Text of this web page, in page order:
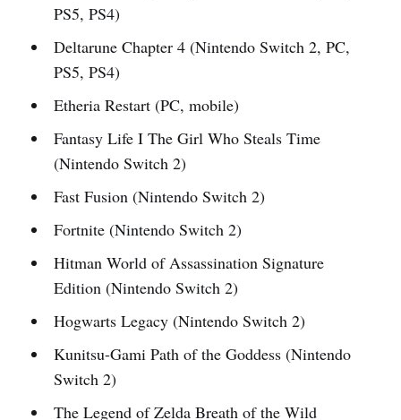
PS5, PS4)
Deltarune Chapter 4 (Nintendo Switch 2, PC,
PS5, PS4)
Etheria Restart (PC, mobile)
Fantasy Life I The Girl Who Steals Time
(Nintendo Switch 2)
Fast Fusion (Nintendo Switch 2)
Fortnite (Nintendo Switch 2)
Hitman World of Assassination Signature
Edition (Nintendo Switch 2)
Hogwarts Legacy (Nintendo Switch 2)
Kunitsu-Gami Path of the Goddess (Nintendo
Switch 2)
The Legend of Zelda Breath of the Wild